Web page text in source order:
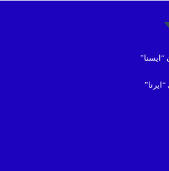
“ایسنا”